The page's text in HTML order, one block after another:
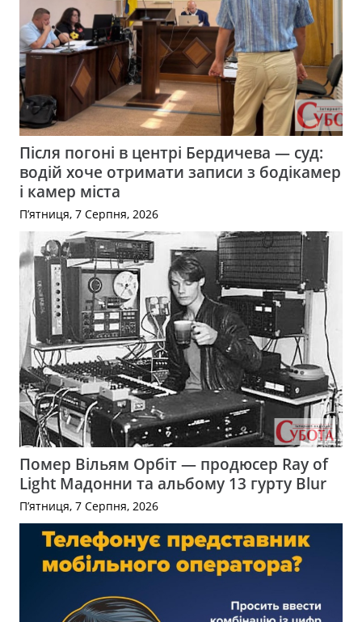
Після погоні в центрі Бердичева — суд:
водій хоче отримати записи з бодікамер
і камер міста
П’ятниця, 7 Серпня, 2026
Помер Вільям Орбіт — продюсер Ray of
Light Мадонни та альбому 13 гурту Blur
П’ятниця, 7 Серпня, 2026